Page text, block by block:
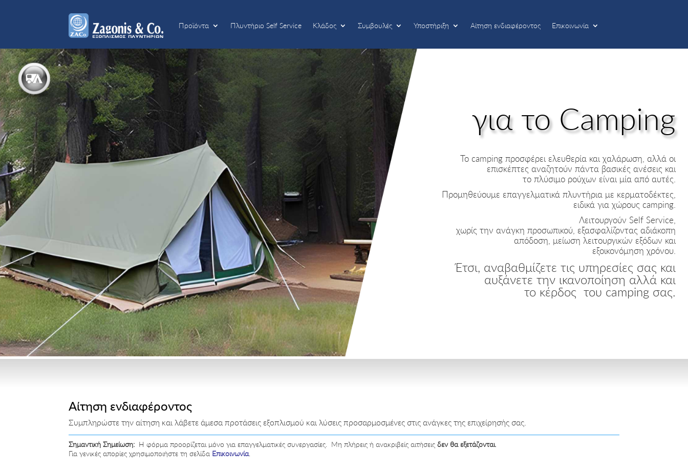
Προϊόντα Πλυντήριο Self Service Κλάδος Συμβουλές Υποστήριξη Αίτηση ενδιαφέροντος Επικοινωνία
Προϊόντα Πλυντήριο Self Service Κλάδος Συμβουλές Υποστήριξη Αίτηση ενδιαφέροντος Επικοινωνία
για το Camping
Το camping προσφέρει ελευθερία και χαλάρωση, αλλά οι
επισκέπτες αναζητούν πάντα βασικές ανέσεις και
το πλύσιμο ρούχων είναι μία από αυτές.
Προμηθεύουμε επαγγελματικά πλυντήρια με κερματοδέκτες,
ειδικά για χώρους camping.
Λειτουργούν Self Service,
χωρίς την ανάγκη προσωπικού, εξασφαλίζοντας αδιάκοπη
απόδοση, μείωση λειτουργικών εξόδων και
εξοικονόμηση χρόνου.
Έτσι, αναβαθμίζετε τις υπηρεσίες σας και
αυξάνετε την ικανοποίηση αλλά και
το κέρδος του camping σας.
Αίτηση ενδιαφέροντος
Συμπληρώστε την αίτηση και λάβετε άμεσα προτάσεις εξοπλισμού και λύσεις προσαρμοσμένες στις ανάγκες της επιχείρησής σας.
Σημαντική Σημείωση: Η φόρμα προορίζεται μόνο για επαγγελματικές συνεργασίες. Μη πλήρεις ή ανακριβείς αιτήσειςδεν θα εξετάζονται.
Για γενικές απορίες χρησιμοποιήστε τη σελίδα Επικοινωνία.